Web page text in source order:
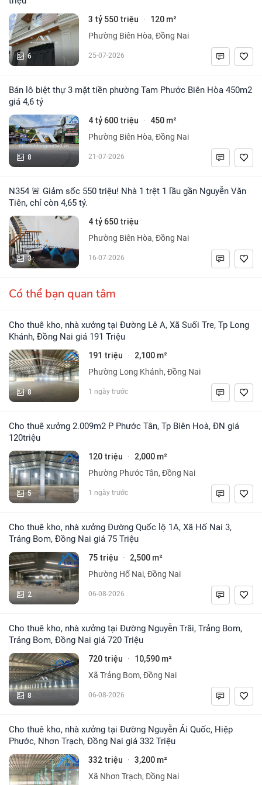
6
3 tỷ 550 triệu · 120 m²
Phường Biên Hòa, Đồng Nai
25-07-2026
Bán lô biệt thự 3 mặt tiền phường Tam Phước Biên Hòa 450m2
giá 4,6 tỷ
8
4 tỷ 600 triệu · 450 m²
Phường Biên Hòa, Đồng Nai
21-07-2026
N354 🚨 Giảm sốc 550 triệu! Nhà 1 trệt 1 lầu gần Nguyễn Văn
Tiên, chỉ còn 4,65 tỷ.
3
4 tỷ 650 triệu
Phường Biên Hòa, Đồng Nai
16-07-2026
Có thể bạn quan tâm
Cho thuê kho, nhà xưởng tại Đường Lê A, Xã Suối Tre, Tp Long
Khánh, Đồng Nai giá 191 Triệu
8
191 triệu · 2,100 m²
Phường Long Khánh, Đồng Nai
1 ngày trước
Cho thuê xưởng 2.009m2 P Phước Tân, Tp Biên Hoà, ĐN giá
120triệu
5
120 triệu · 2,000 m²
Phường Phước Tân, Đồng Nai
1 ngày trước
Cho thuê kho, nhà xưởng Đường Quốc lộ 1A, Xã Hố Nai 3,
Trảng Bom, Đồng Nai giá 75 Triệu
2
75 triệu · 2,500 m²
Phường Hố Nai, Đồng Nai
06-08-2026
Cho thuê kho, nhà xưởng tại Đường Nguyễn Trãi, Trảng Bom,
Trảng Bom, Đồng Nai giá 720 Triệu
8
720 triệu · 10,590 m²
Xã Trảng Bom, Đồng Nai
06-08-2026
Cho thuê kho, nhà xưởng tại Đường Nguyễn Ái Quốc, Hiệp
Phước, Nhơn Trạch, Đồng Nai giá 332 Triệu
332 triệu · 3,200 m²
Xã Nhơn Trạch, Đồng Nai